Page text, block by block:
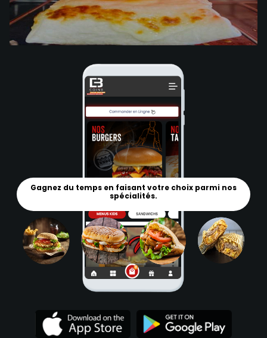
Gagnez du temps en faisant votre choix parmi nos
spécialités.